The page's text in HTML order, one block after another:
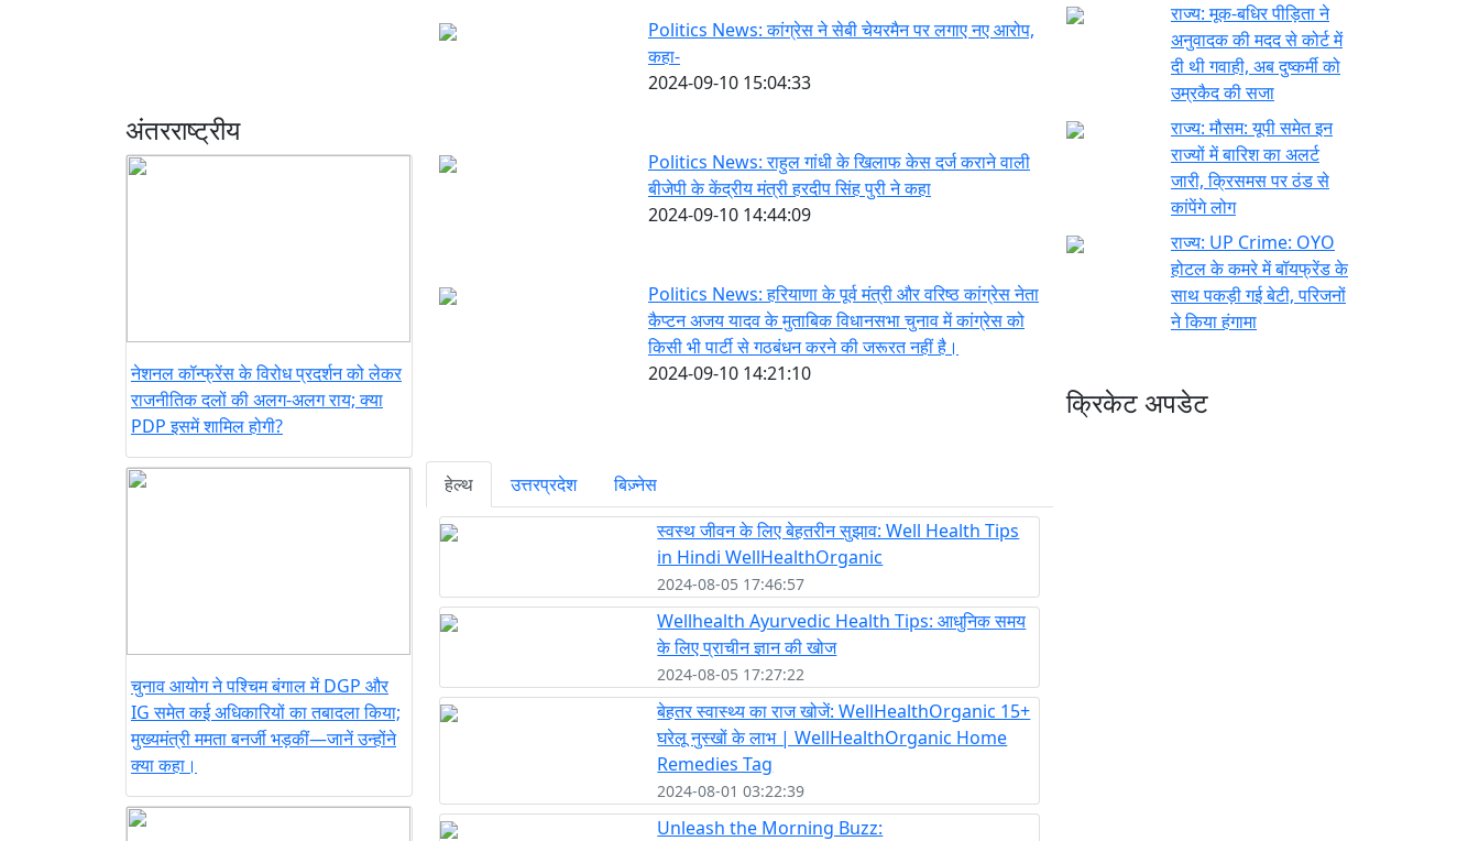
अंतरराष्ट्रीय
नेशनल कॉन्फ्रेंस के विरोध प्रदर्शन को लेकर
राजनीतिक दलों की अलग-अलग राय; क्या
PDP इसमें शामिल होगी?
चुनाव आयोग ने पश्चिम बंगाल में DGP और
IG समेत कई अधिकारियों का तबादला किया;
मुख्यमंत्री ममता बनर्जी भड़कीं—जानें उन्होंने
क्या कहा।
Politics News: कांग्रेस ने सेबी चेयरमैन पर लगाए नए आरोप,
कहा-
2024-09-10 15:04:33
Politics News: राहुल गांधी के खिलाफ केस दर्ज कराने वाली
बीजेपी के केंद्रीय मंत्री हरदीप सिंह पुरी ने कहा
2024-09-10 14:44:09
Politics News: हरियाणा के पूर्व मंत्री और वरिष्ठ कांग्रेस नेता
कैप्टन अजय यादव के मुताबिक विधानसभा चुनाव में कांग्रेस को
किसी भी पार्टी से गठबंधन करने की जरूरत नहीं है।
2024-09-10 14:21:10
हेल्थ उत्तरप्रदेश
बिज़्नेस
स्वस्थ जीवन के लिए बेहतरीन सुझाव: Well Health Tips
in Hindi WellHealthOrganic
2024-08-05 17:46:57
Wellhealth Ayurvedic Health Tips: आधुनिक समय
के लिए प्राचीन ज्ञान की खोज
2024-08-05 17:27:22
बेहतर स्वास्थ्य का राज खोजें: WellHealthOrganic 15+
घरेलू नुस्खों के लाभ | WellHealthOrganic Home
Remedies Tag
2024-08-01 03:22:39
Unleash the Morning Buzz:
राज्य:मूक-बधिर पीड़िता ने
अनुवादक की मदद से कोर्ट में
दी थी गवाही, अब दुष्कर्मी को
उम्रकैद की सजा
राज्य:मौसम: यूपी समेत इन
राज्यों में बारिश का अलर्ट
जारी, क्रिसमस पर ठंड से
कांपेंगे लोग
राज्य: UP Crime: OYO
होटल के कमरे में बॉयफ्रेंड के
साथ पकड़ी गई बेटी, परिजनों
ने किया हंगामा
क्रिकेट अपडेट